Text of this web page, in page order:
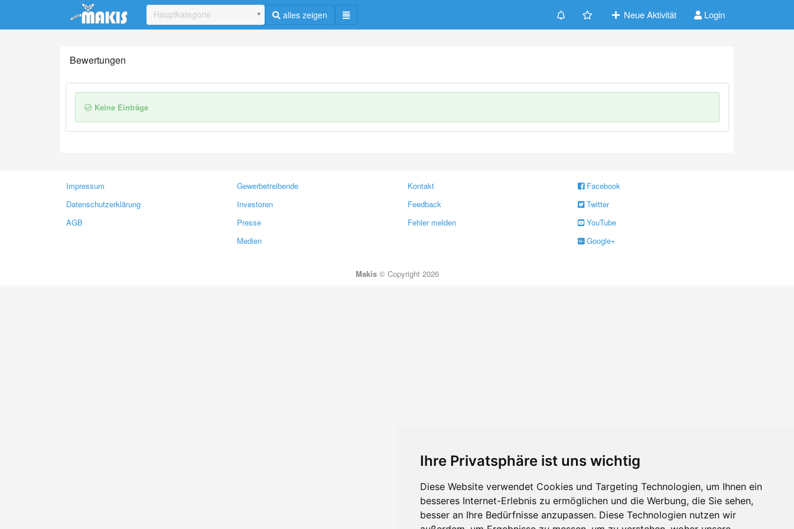
Ihre Privatsphäre ist uns wichtig
Diese Website verwendet Cookies und Targeting Technologien, um Ihnen ein
besseres Internet-Erlebnis zu ermöglichen und die Werbung, die Sie sehen,
besser an Ihre Bedürfnisse anzupassen. Diese Technologien nutzen wir
Update cookies preferences
Hauptkategorie alles zeigen Neue Aktivität Login
Bewertungen
Keine Einträge
Impressum
Datenschutzerklärung
AGB
Gewerbetreibende
Investoren
Presse
Medien
Kontakt
Feedback
Fehler melden
Facebook
Twitter
YouTube
Google+
Makis© Copyright 2026